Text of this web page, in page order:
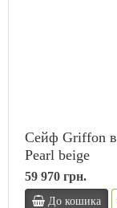
Сейф Griffon
Pearl beige
59 970 грн.
До кошика